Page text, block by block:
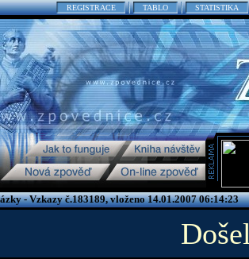
REGISTRACE TABLO STATISTIKA
- Vzkazy č.183189, vloženo 14.01.2007 06:14:23